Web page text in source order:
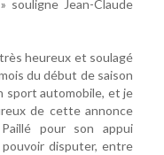
souligne Jean-Claude
heureux et soulagé
du début de saison
sport automobile, et je
de cette annonce
Paillé pour son appui
disputer, entre